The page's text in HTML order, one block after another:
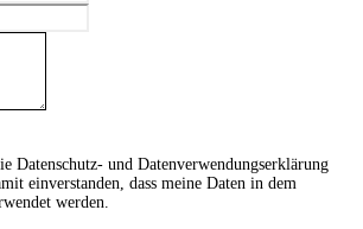
Datenschutz- und Datenverwendungserklärung
einverstanden, dass meine Daten in dem
werden.